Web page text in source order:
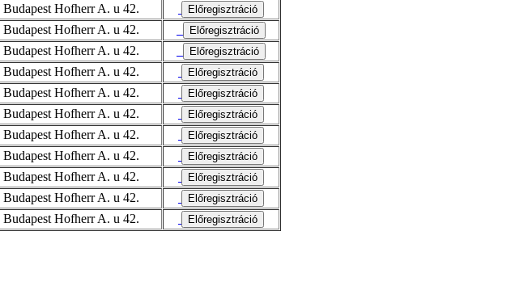
Budapest Hofherr A. u 42.
Budapest Hofherr A. u 42.
Budapest Hofherr A. u 42.
Budapest Hofherr A. u 42.
Budapest Hofherr A. u 42.
Budapest Hofherr A. u 42.
Budapest Hofherr A. u 42.
Budapest Hofherr A. u 42.
Budapest Hofherr A. u 42.
Budapest Hofherr A. u 42.
Budapest Hofherr A. u 42.